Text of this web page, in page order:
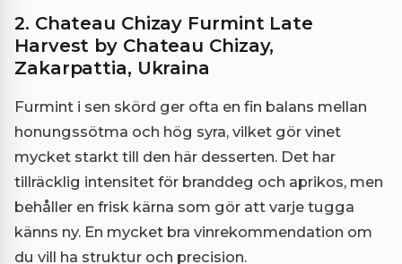
2. Chateau Chizay Furmint Late
Harvest by Chateau Chizay,
Zakarpattia, Ukraina
Furmint i sen skörd ger ofta en fin balans mellan
honungssötma och hög syra, vilket gör vinet
mycket starkt till den här desserten. Det har
tillräcklig intensitet för branddeg och aprikos, men
behåller en frisk kärna som gör att varje tugga
känns ny. En mycket bra vinrekommendation om
du vill ha struktur och precision.